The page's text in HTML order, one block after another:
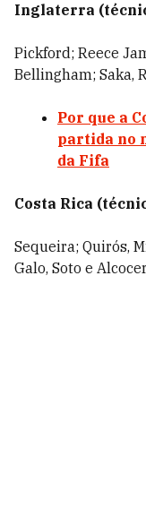
Inglaterra
Pickford; Reece
Bellingham; Saka,
Por que a
partida no
da Fifa
Costa Rica
Sequeira; Quirós,
Galo, Soto e